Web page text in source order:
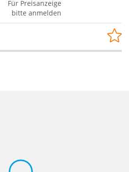
Für Preisanzeige
bitte anmelden